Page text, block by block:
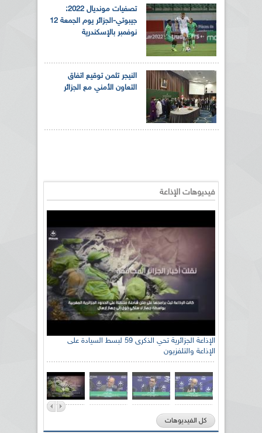
تصفيات مونديال 2022:
جيبوتي-الجزائر يوم الجمعة 12
نوفمبر بالإسكندرية
النيجر تثمن توقيع اتفاق
التعاون الأمني مع الجزائر
فيديوهات الإذاعة
الإذاعة الجزائرية تحي الذكرى 59 لبسط السيادة على
الإذاعة والتلفزيون
كل الفيديوهات